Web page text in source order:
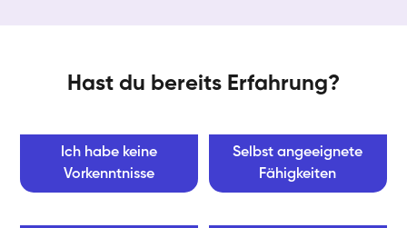
Hast du bereits Erfahrung?
Ich habe keine
Vorkenntnisse
Selbst angeeignete
Fähigkeiten